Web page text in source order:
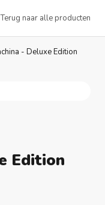
naar alle producten
- Deluxe Edition
Edition